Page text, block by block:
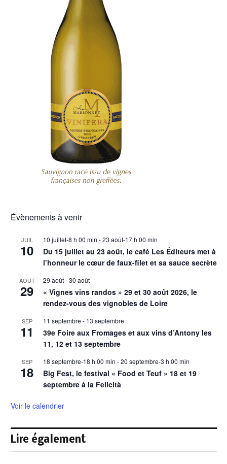
Évènements à venir
JUIL
10
10 juillet-8 h 00 min -23 août-17 h 00 min
Du 15 juillet au 23 août, le café Les Éditeurs met à
l’honneur le cœur de faux-filet et sa sauce secrète
AOÛT
29
29 août-30 août
« Vignes vins randos » 29 et 30 août 2026, le
rendez-vous des vignobles de Loire
SEP
11
11 septembre - 13 septembre
39e Foire aux Fromages et aux vins d’Antony les
11, 12 et 13 septembre
SEP
18
18 septembre-18 h 00 min -20 septembre-3 h 00 min
Big Fest, le festival « Food et Teuf » 18 et 19
septembre à la Felicità
Voir le calendrier
Lire également